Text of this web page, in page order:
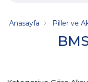
Anasayfa Piller ve